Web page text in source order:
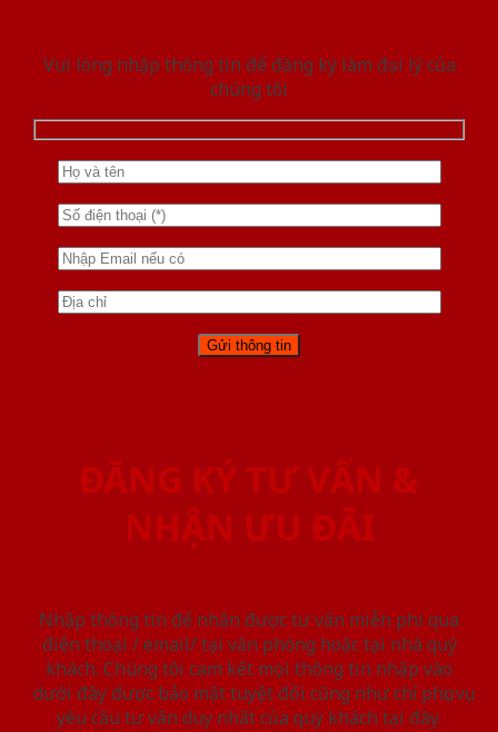
Vui lòng nhập thông tin để đăng ký làm đại lý của
chúng tôi
ĐĂNG KÝ TƯ VẤN &
NHẬN ƯU ĐÃI
Nhập thông tin để nhận được tư vấn miễn phí qua
điện thoại / email/ tại văn phòng hoặc tại nhà quý
khách. Chúng tôi cam kết mọi thông tin nhập vào
dưới đây được bảo mật tuyệt đối cũng như chỉ phục vụ
yêu cầu tư vấn duy nhất của quý khách tại đây.